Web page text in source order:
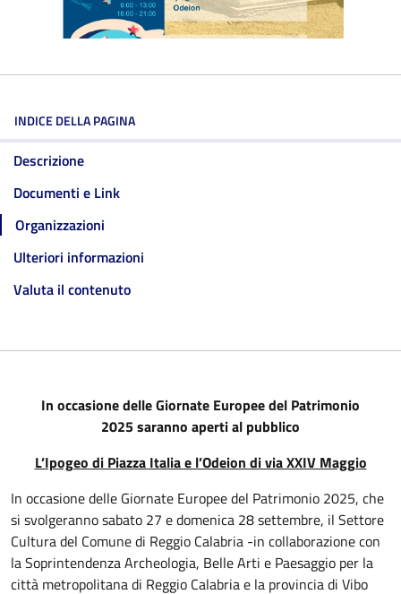
INDICE DELLA PAGINA
Descrizione
Documenti e Link
Organizzazioni
Ulteriori informazioni
Valuta il contenuto
In occasione delle Giornate Europee del Patrimonio
2025saranno aperti al pubblico
L’Ipogeo di Piazza Italia e l’Odeion di via XXIV Maggio
In occasione delle Giornate Europee del Patrimonio 2025, che
si svolgeranno sabato 27 e domenica 28 settembre, il Settore
Cultura del Comune di Reggio Calabria -in collaborazione con
la Soprintendenza Archeologia, Belle Arti e Paesaggio per la
città metropolitana di Reggio Calabria e la provincia di Vibo